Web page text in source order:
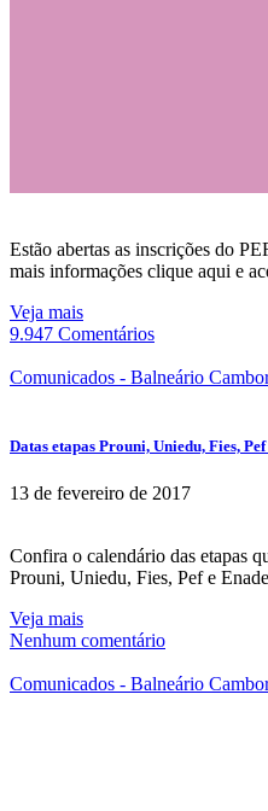
Estão abertas as inscrições do
mais informações clique aqui e
Veja mais
9.947 Comentários
Comunicados - Balneário
Datas etapas Prouni, Uniedu, Fies,
13 de fevereiro de 2017
Confira o calendário das etapas
Prouni, Uniedu, Fies, Pef e
Veja mais
Nenhum comentário
Comunicados - Balneário